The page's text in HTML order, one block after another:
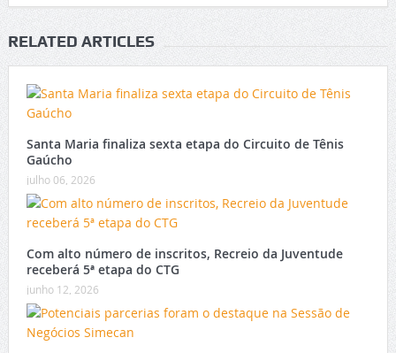
RELATED ARTICLES
Santa Maria finaliza sexta etapa do Circuito de Tênis
Gaúcho
julho 06, 2026
Com alto número de inscritos, Recreio da Juventude
receberá 5ª etapa do CTG
junho 12, 2026